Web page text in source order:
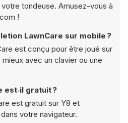
tondeuse. Amusez-vous à
!
LawnCare sur mobile ?
est conçu pour être joué sur
avec un clavier ou une
est‑il gratuit ?
est gratuit sur Y8 et
votre navigateur.